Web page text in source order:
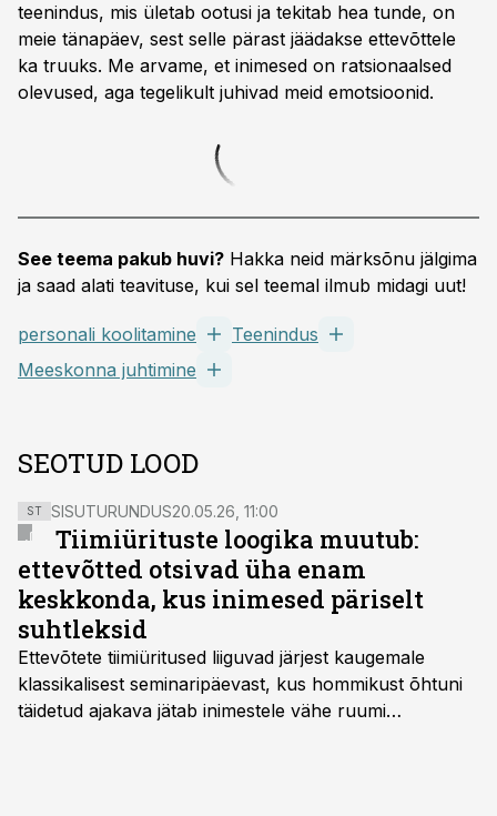
teenindus, mis ületab ootusi ja tekitab hea tunde, on
meie tänapäev, sest selle pärast jäädakse ettevõttele
ka truuks. Me arvame, et inimesed on ratsionaalsed
olevused, aga tegelikult juhivad meid emotsioonid.
See teema pakub huvi? Hakka neid märksõnu jälgima
ja saad alati teavituse, kui sel teemal ilmub midagi uut!
personali koolitamine
Teenindus
Meeskonna juhtimine
SEOTUD LOOD
ST SISUTURUNDUS20.05.26, 11:00
Tiimiürituste loogika muutub:
ettevõtted otsivad üha enam
keskkonda, kus inimesed päriselt
suhtleksid
Ettevõtete tiimiüritused liiguvad järjest kaugemale
klassikalisest seminaripäevast, kus hommikust õhtuni
täidetud ajakava jätab inimestele vähe ruumi